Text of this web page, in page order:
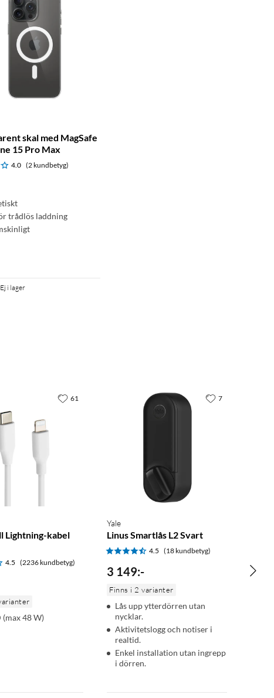
skal med MagSafe
15 Pro Max
4.0 (2 kundbetyg)
trådlös laddning
Ej i lager
Lightning-kabel
4.5 (2236 kundbetyg)
(max 48 W)
61
Yale
Linus Smartlås L2 Svart
4.5 (18 kundbetyg)
3 149:-
Finns i 2 varianter
Lås upp ytterdörren utan
nycklar.
Aktivitetslogg och notiser i
realtid.
Enkel installation utan ingrepp
i dörren.
7